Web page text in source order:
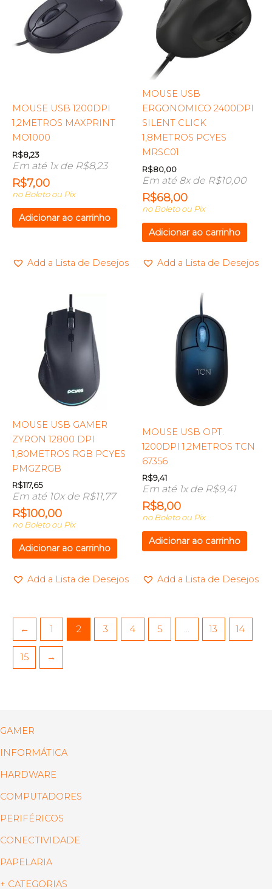
MOUSE USB 1200DPI
1,2METROS MAXPRINT
MO1000
R$8,23
Em até 1x de R$8,23
R$7,00
no Boleto ou Pix
Adicionar ao carrinho
Add a Lista de Desejos
MOUSE USB
ERGONOMICO 2400DPI
SILENT CLICK
1,8METROS PCYES
MRSC01
R$80,00
Em até 8x de R$10,00
R$68,00
no Boleto ou Pix
Adicionar ao carrinho
Add a Lista de Desejos
MOUSE USB GAMER
ZYRON 12800 DPI
1,80METROS RGB PCYES
PMGZRGB
R$117,65
Em até 10x de R$11,77
R$100,00
no Boleto ou Pix
Adicionar ao carrinho
Add a Lista de Desejos
MOUSE USB OPT.
1200DPI 1,2METROS TCN
67356
R$9,41
Em até 1x de R$9,41
R$8,00
no Boleto ou Pix
Adicionar ao carrinho
Add a Lista de Desejos
← 1 2 3 4 5 13 14
15 →
GAMER
INFORMÁTICA
HARDWARE
COMPUTADORES
PERIFÉRICOS
CONECTIVIDADE
PAPELARIA
+ CATEGORIAS